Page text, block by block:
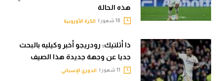
هذه الحالة
الكرة الأوروبية
ذا أثلتيك: رودريجو أخبر وكيليه بالبحث
جديا عن وجهة جديدة هذا الصيف
الدوري الإسباني